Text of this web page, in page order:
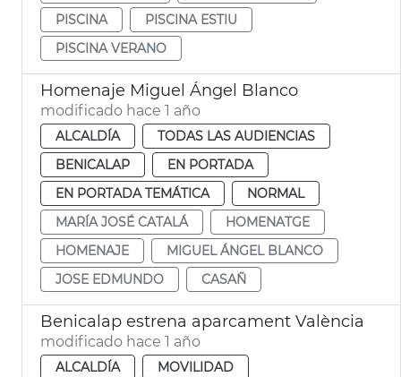
PISCINA
PISCINA ESTIU
PISCINA VERANO
Homenaje Miguel Ángel Blanco
modificado hace 1 año
ALCALDÍA
TODAS LAS AUDIENCIAS
BENICALAP
EN PORTADA
EN PORTADA TEMÁTICA
NORMAL
MARÍA JOSÉ CATALÁ
HOMENATGE
HOMENAJE
MIGUEL ÁNGEL BLANCO
JOSE EDMUNDO
CASAÑ
Benicalap estrena aparcament València
modificado hace 1 año
ALCALDÍA
MOVILIDAD